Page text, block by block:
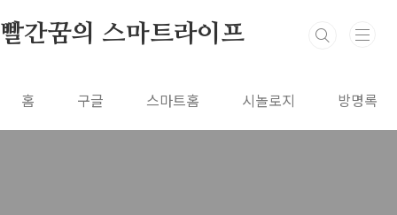
빨간꿈의 스마트라이프
홈 구글 스마트홈 시놀로지 방명록